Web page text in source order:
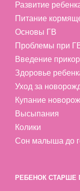
Развитие
Питание
Основы ГВ
Проблемы при
Введение
Здоровье
Уход за
Купание
Высыпания
Колики
Сон малыша до
РЕБЕНОК СТАРШЕ